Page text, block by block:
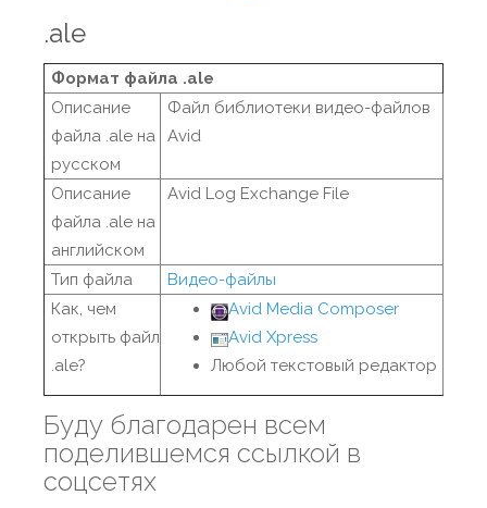
.ale
Формат файла .ale
Описание
файла .ale на
русском
Файл библиотеки видео-файлов
Avid
Описание
файла .ale на
английском
Avid Log Exchange File
Тип файла
Видео-файлы
Как, чем
открыть файл
.ale?
Avid Media Composer
Avid Xpress
Любой текстовый редактор
Буду благодарен всем
поделившемся ссылкой в
соцсетях